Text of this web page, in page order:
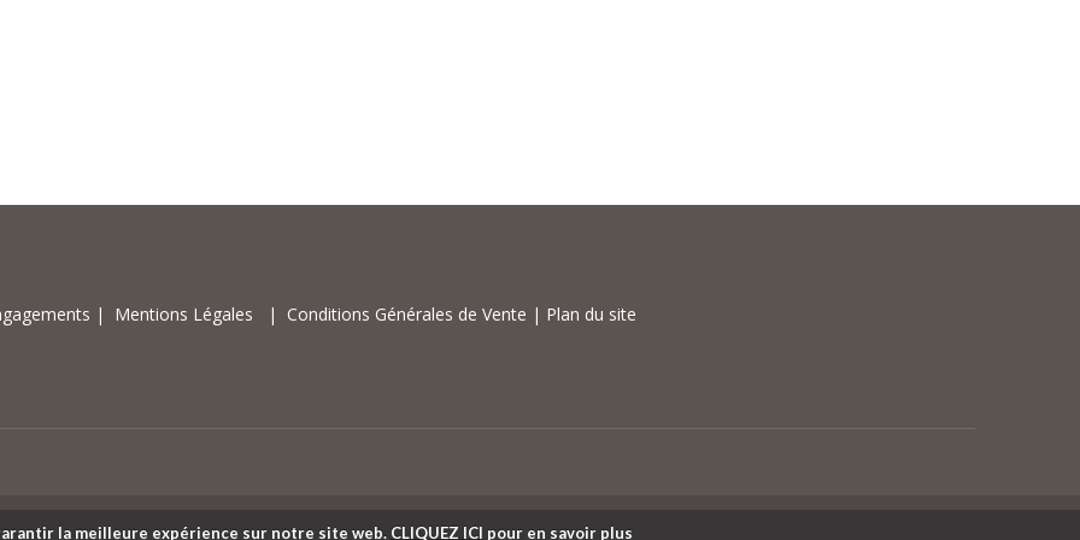
| Mentions Légales | Conditions Générales de Vente | Plan du site
la meilleure expérience sur notre site web. CLIQUEZ ICI pour en savoir plus